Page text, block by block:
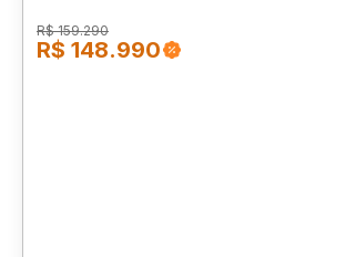
R$ 159.290
R$ 148.990